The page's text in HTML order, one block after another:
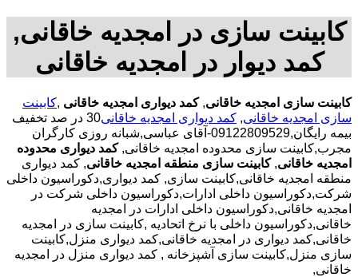
کابینت سازی در امجدیه خاقانی,
کمد دیوار در امجدیه خاقانی
کابینت سازی امجدیه خاقانی,کمد دیواری امجدیه خاقانی ,کابینت
سازی امجدیه خاقانی, کمد دیواری امجدیه خاقانی
30 در صد تخفیف
بیمه رایگان,09122809529-آقای عباسی,شبانه روزی کارگران
مجرب,کابینت سازی محدوده امجدیه خاقانی,کمد دیواری محدوده
امجدیه خاقانی, کابینت سازی منطقه امجدیه خاقانی, کمد دیواری
منطقه امجدیه خاقانی,کابینت سازی, کمد دیواری,دکوراسیون داخلی
شرکت,دکوراسیون داخلی ادارات,دکوراسیون داخلی شرکت در
امجدیه خاقانی,دکوراسیون داخلی ادارات در امجدیه
خاقانی,دکوراسیون داخلی با نرخ اتحادیه ,کابینت سازی در امجدیه
خاقانی,کمد دیواری در امجدیه خاقانی,کمد دیواری منزل,کابینت
سازی منزل,کابینت سازی آشپزخانه , کمد دیواری منزل در امجدیه
خاقانی,